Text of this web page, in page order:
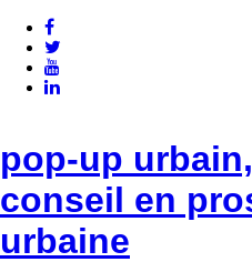
pop-up
conseil en
urbaine